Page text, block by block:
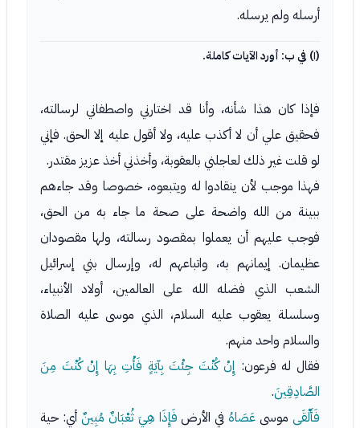
أرسله ولم يرسله.
(١) في ب: أورد الآيات كاملة.
فإذا كان هذا شأنه، وأنا قد اختارني واصطفاني لرسالته،
فحقيق علي أن لا أكذب عليه، ولا أقول عليه إلا الحق. فإني
لو قلت غير ذلك لعاجلني بالعقوبة، وأخذني أخذ عزيز مقتدر.
فهذا موجب لأن ينقادوا له ويتبعوه، خصوصا وقد جاءهم
ببينة من الله واضحة على صحة ما جاء به من الحق،
فوجب عليهم أن يعملوا بمقصود رسالته، ولها مقصودان
عظيمان. إيمانهم به، واتباعهم له، وإرسال بني إسرائيل
الشعب الذي فضله الله على العالمين، أولاد الأنبياء،
وسلسلة يعقوب عليه السلام، الذي موسى عليه الصلاة
والسلام واحد منهم.
فقال له فرعون: إِنْ كُنْتَ جِئْتَ بِآيَةٍ فَأْتِ بِهَا إِنْ كُنْتَ مِنَ
الصَّادِقِينَ.
فَأَلْقَىموسى عَصَاهُفي الأرض فَإِذَا هِيَ ثُعْبَانٌ مُبِينٌ أي: حية